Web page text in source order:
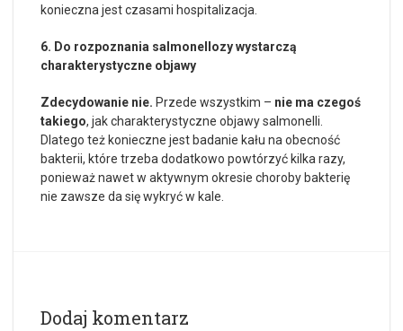
konieczna jest czasami hospitalizacja.
6. Do rozpoznania salmonellozy wystarczą
charakterystyczne objawy
Zdecydowanie nie. Przede wszystkim – nie ma czegoś
takiego, jak charakterystyczne objawy salmonelli.
Dlatego też konieczne jest badanie kału na obecność
bakterii, które trzeba dodatkowo powtórzyć kilka razy,
ponieważ nawet w aktywnym okresie choroby bakterię
nie zawsze da się wykryć w kale.
Dodaj komentarz